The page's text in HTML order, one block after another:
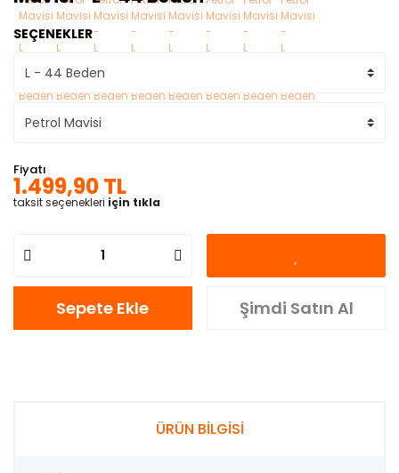
SEÇENEKLER
Fiyatı
1.499,90 TL
taksit seçenekleri için tıkla
Sepete Ekle Şimdi Satın Al
ÜRÜN BİLGİSİ